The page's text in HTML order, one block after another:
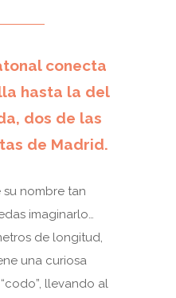
conecta
hasta la del
dos de las
de Madrid.
su nombre tan
imaginarlo…
de longitud,
una curiosa
llevando al